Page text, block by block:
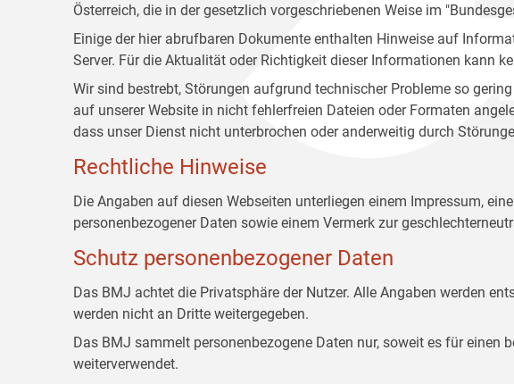
Österreich, die in der gesetzlich vorgeschriebenen Weise im
Einige der hier abrufbaren Dokumente enthalten Hinweise auf
Server. Für die Aktualität oder Richtigkeit dieser Informationen kann
Wir sind bestrebt, Störungen aufgrund technischer Probleme so
auf unserer Website in nicht fehlerfreien Dateien oder Formaten
dass unser Dienst nicht unterbrochen oder anderweitig durch
Rechtliche Hinweise
Die Angaben auf diesen Webseiten unterliegen einem Impressum,
personenbezogener Daten sowie einem Vermerk zur
Schutz personenbezogener Daten
Das BMJ achtet die Privatsphäre der Nutzer. Alle Angaben werden
werden nicht an Dritte weitergegeben.
Das BMJ sammelt personenbezogene Daten nur, soweit es für
weiterverwendet.